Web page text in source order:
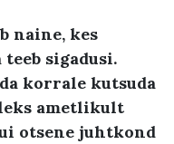
naine, kes
sigadusi.
korrale kutsuda
ametlikult
otsene juhtkond